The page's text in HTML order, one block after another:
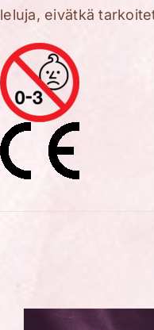
leluja, eivätkä